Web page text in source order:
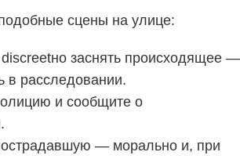
сцены на улице:
discreetно заснять происходящее —
в расследовании.
и сообщите о
— морально и, при